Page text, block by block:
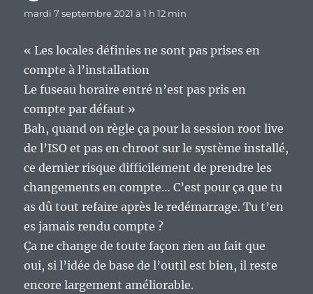
mardi 7 septembre 2021 à 1 h 12 min
« Les locales définies ne sont pas prises en
compte à l’installation
Le fuseau horaire entré n’est pas pris en
compte par défaut »
Bah, quand on règle ça pour la session root live
de l’ISO et pas en chroot sur le système installé,
ce dernier risque difficilement de prendre les
changements en compte… C’est pour ça que tu
as dû tout refaire après le redémarrage. Tu t’en
es jamais rendu compte ?
Ça ne change de toute façon rien au fait que
oui, si l’idée de base de l’outil est bien, il reste
encore largement améliorable.